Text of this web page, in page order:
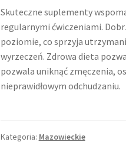
Skuteczne suplementy
regularnymi ćwiczeniami.
poziomie, co sprzyja
wyrzeczeń. Zdrowa dieta
pozwala uniknąć zmęczenia,
nieprawidłowym odchudzaniu.
Kategoria: Mazowieckie